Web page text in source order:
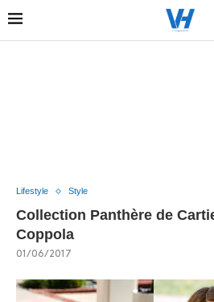
Lifestyle Style
Collection Panthère de
Coppola
01/06/2017